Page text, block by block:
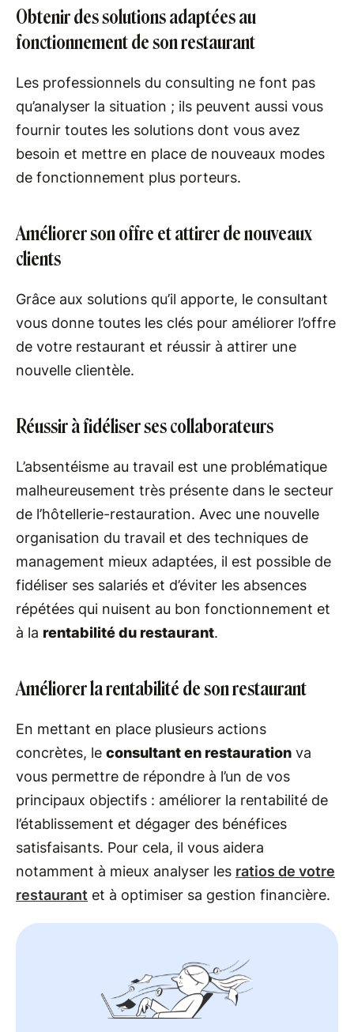
Obtenir des solutions adaptées au
fonctionnement de son restaurant
Les professionnels du consulting ne font pas
qu’analyser la situation ; ils peuvent aussi vous
fournir toutes les solutions dont vous avez
besoin et mettre en place de nouveaux modes
de fonctionnement plus porteurs.
Améliorer son offre et attirer de nouveaux
clients
Grâce aux solutions qu’il apporte, le consultant
vous donne toutes les clés pour améliorer l’offre
de votre restaurant et réussir à attirer une
nouvelle clientèle.
Réussir à fidéliser ses collaborateurs
L’absentéisme au travail est une problématique
malheureusement très présente dans le secteur
de l’hôtellerie-restauration. Avec une nouvelle
organisation du travail et des techniques de
management mieux adaptées, il est possible de
fidéliser ses salariés et d’éviter les absences
répétées qui nuisent au bon fonctionnement et
à la rentabilité du restaurant.
Améliorer la rentabilité de son restaurant
En mettant en place plusieurs actions
concrètes, le consultant en restauration va
vous permettre de répondre à l’un de vos
principaux objectifs : améliorer la rentabilité de
l’établissement et dégager des bénéfices
satisfaisants. Pour cela, il vous aidera
notamment à mieux analyser les ratios de votre
restaurant et à optimiser sa gestion financière.